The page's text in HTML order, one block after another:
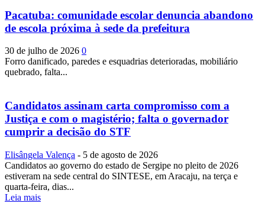
Pacatuba: comunidade escolar denuncia abandono
de escola próxima à sede da prefeitura
30 de julho de 2026 0
Forro danificado, paredes e esquadrias deterioradas, mobiliário
quebrado, falta...
Candidatos assinam carta compromisso com a
Justiça e com o magistério; falta o governador
cumprir a decisão do STF
Elisângela Valença - 5 de agosto de 2026
Candidatos ao governo do estado de Sergipe no pleito de 2026
estiveram na sede central do SINTESE, em Aracaju, na terça e
quarta-feira, dias...
Leia mais